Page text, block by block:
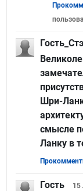
Шри-
смысле
Ланку в
Гость 15